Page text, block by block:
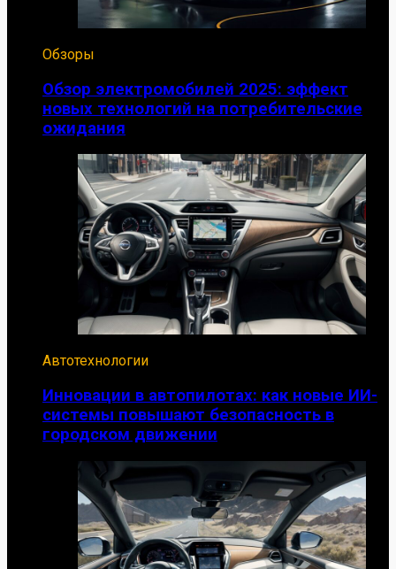
Обзоры
Обзор электромобилей 2025: эффект
новых технологий на потребительские
ожидания
Автотехнологии
Инновации в автопилотах: как новые ИИ-
системы повышают безопасность в
городском движении